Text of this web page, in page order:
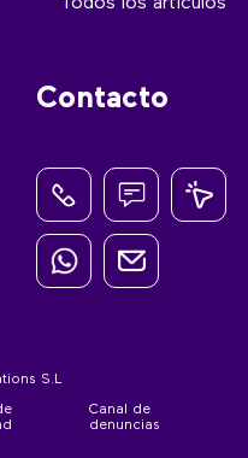
Contacto
S.L
Canal de
denuncias